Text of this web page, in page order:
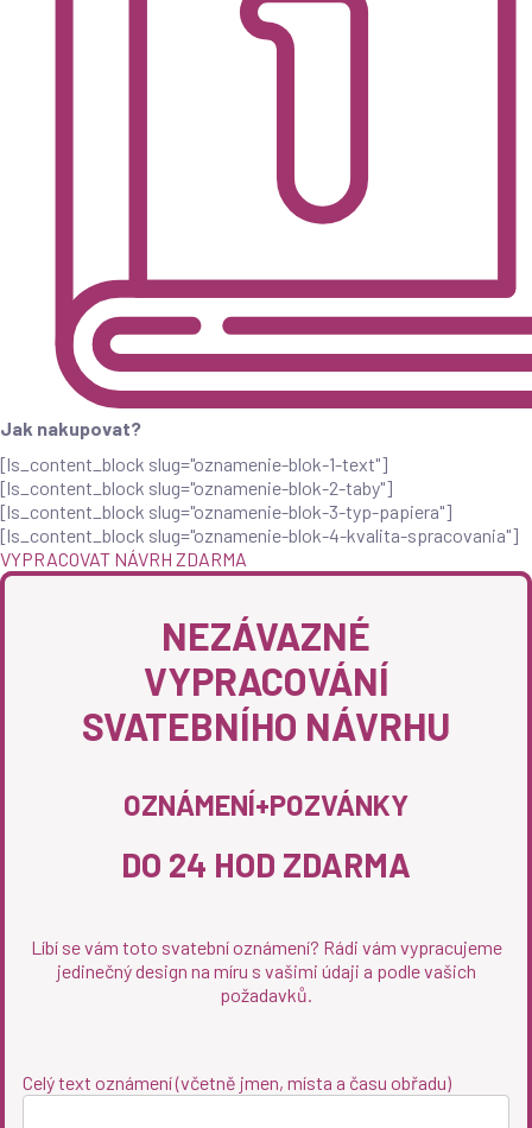
Jak nakupovat?
[ls_content_block slug="oznamenie-blok-1-text"]
[ls_content_block slug="oznamenie-blok-2-taby"]
[ls_content_block slug="oznamenie-blok-3-typ-papiera"]
[ls_content_block slug="oznamenie-blok-4-kvalita-spracovania"]
VYPRACOVAT NÁVRH ZDARMA
NEZÁVAZNÉ
VYPRACOVÁNÍ
SVATEBNÍHO NÁVRHU
OZNÁMENÍ+POZVÁNKY
DO 24 HOD ZDARMA
Líbí se vám toto svatební oznámení? Rádi vám vypracujeme
jedinečný design na míru s vašimi údaji a podle vašich
požadavků.
Celý text oznámení (včetně jmen, místa a času obřadu)